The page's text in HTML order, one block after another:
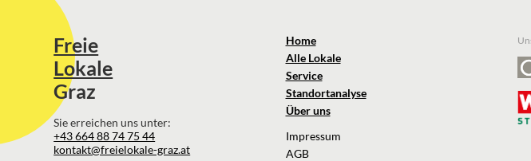
Freie
Lokale
Graz
Sie erreichen uns unter:
+43 664 88 74 75 44
kontakt@freielokale-graz.at
Home
Alle Lokale
Service
Standortanalyse
Über uns
Impressum
AGB